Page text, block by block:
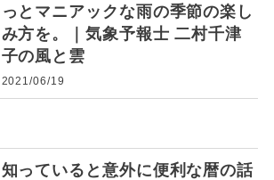
っとマニアックな雨の季節の楽し
み方を。｜気象予報士 二村千津
子の風と雲
2021/06/19
知っていると意外に便利な暦の話